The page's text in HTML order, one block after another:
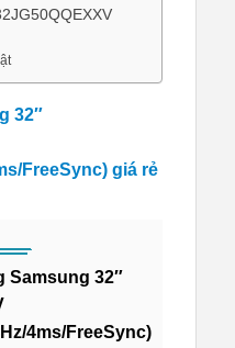
32″
FreeSync) giá rẻ
Samsung 32″
4ms/FreeSync)